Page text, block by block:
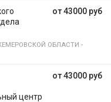
от 43000 руб
ОБЛАСТИ -
от 43000 руб
центр